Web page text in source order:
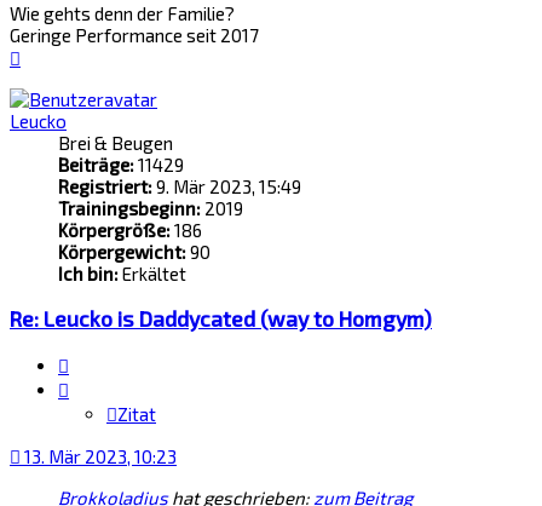
Wie gehts denn der Familie?
Geringe Performance seit 2017
Leucko
Brei & Beugen
Beiträge:11429
Registriert:9. Mär 2023, 15:49
Trainingsbeginn: 2019
Körpergröße:186
Körpergewicht:90
Ich bin:Erkältet
Re: Leucko is Daddycated (way to Homgym)
Zitat
13. Mär 2023, 10:23
Brokkoladiushat geschrieben: zum Beitrag